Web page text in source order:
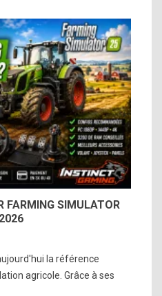
FARMING SIMULATOR
la référence
agricole. Grâce à ses